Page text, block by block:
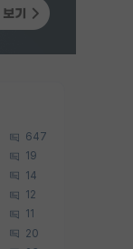
647
19
14
12
11
20